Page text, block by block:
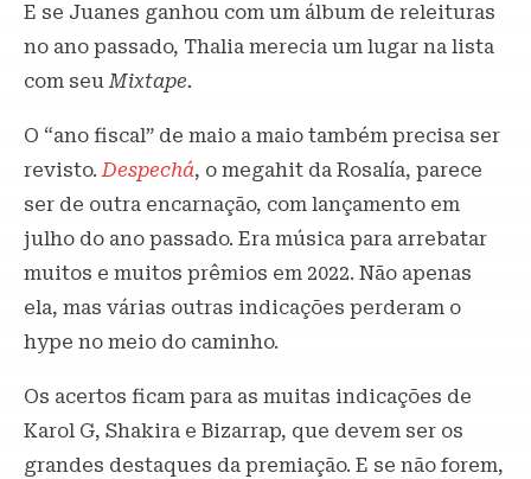
E se Juanes ganhou com um álbum de releituras
no ano passado, Thalia merecia um lugar na lista
com seuMixtape.
O “ano fiscal” de maio a maio também precisa ser
revisto.Despechá, o megahit da Rosalía, parece
ser de outra encarnação, com lançamento em
julho do ano passado. Era música para arrebatar
muitos e muitos prêmios em 2022. Não apenas
ela, mas várias outras indicações perderam o
hype no meio do caminho.
Os acertos ficam para as muitas indicações de
Karol G, Shakira e Bizarrap, que devem ser os
grandes destaques da premiação. E se não forem,